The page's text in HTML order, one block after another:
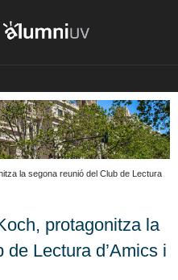
la segona reunió del Club de Lectura
protagonitza la
Lectura d’Amics i